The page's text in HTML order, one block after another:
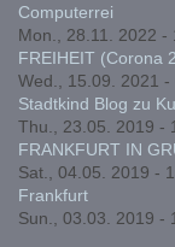
Computerrei
Mon., 28.11. 2022 -
FREIHEIT (Corona
Wed., 15.09. 2021 -
Stadtkind Blog zu
Thu., 23.05. 2019 -
FRANKFURT IN
Sat., 04.05. 2019 -
Frankfurt
Sun., 03.03. 2019 -